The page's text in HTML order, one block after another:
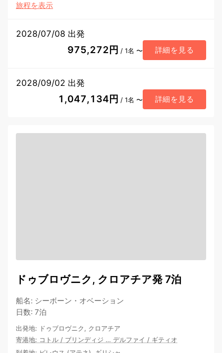
旅程を表示
2028/07/08 出発
975,272円 / 1名 〜 詳細を見る
2028/09/02 出発
1,047,134円 / 1名 〜 詳細を見る
ドゥブロヴニク, クロアチア発 7泊
船名: シーボーン・オベーション
日数: 7泊
出発地: ドゥブロヴニク, クロアチア
寄港地: コトル / ブリンディジ … デルファイ / ギティオ